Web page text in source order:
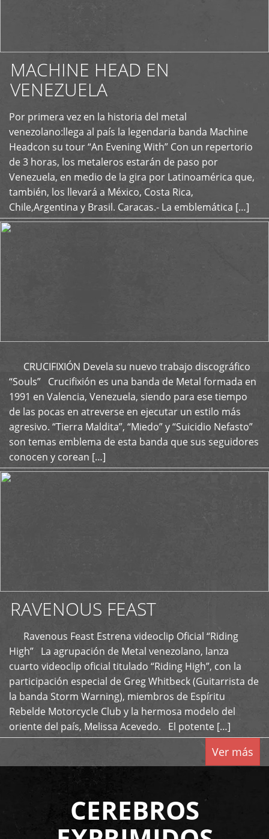
MACHINE HEAD EN
VENEZUELA
Por primera vez en la historia del metal
venezolano:llega al país la legendaria banda Machine
Headcon su tour “An Evening With” Con un repertorio
de 3 horas, los metaleros estarán de paso por
Venezuela, en medio de la gira por Latinoamérica que,
también, los llevará a México, Costa Rica,
Chile,Argentina y Brasil. Caracas.- La emblemática […]
+
CRUCIFIXIÓN Devela su nuevo trabajo discográfico
“Souls” Crucifixión es una banda de Metal formada en
1991 en Valencia, Venezuela, siendo para ese tiempo
de las pocas en atreverse en ejecutar un estilo más
agresivo. “Tierra Maldita”, “Miedo” y “Suicidio Nefasto”
son temas emblema de esta banda que sus seguidores
conocen y corean […]
+
RAVENOUS FEAST
Ravenous Feast Estrena videoclip Oficial “Riding
High” La agrupación de Metal venezolano, lanza
cuarto videoclip oficial titulado “Riding High”, con la
participación especial de Greg Whitbeck (Guitarrista de
la banda Storm Warning), miembros de Espíritu
Rebelde Motorcycle Club y la hermosa modelo del
oriente del país, Melissa Acevedo. El potente […]
Ver más
CEREBROS